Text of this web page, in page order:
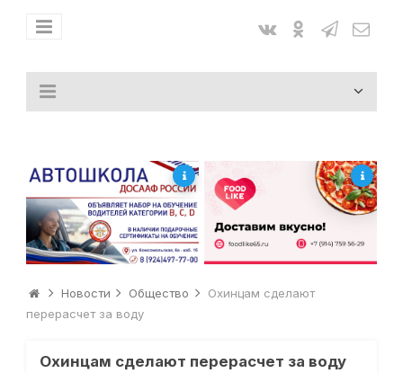
Новости Общество
Охинцам сделают
перерасчет за воду
Охинцам сделают перерасчет за воду